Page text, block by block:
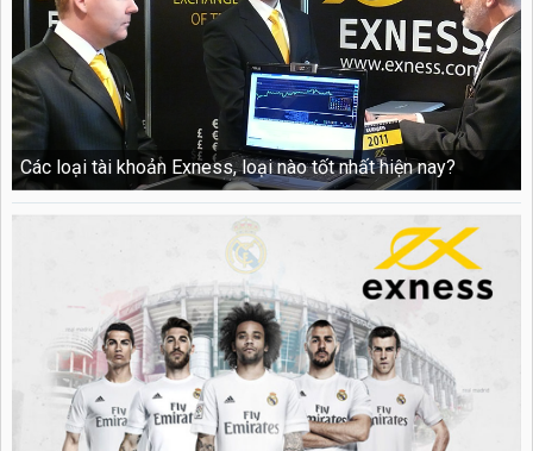
Các loại tài khoản Exness, loại nào tốt nhất hiện nay?